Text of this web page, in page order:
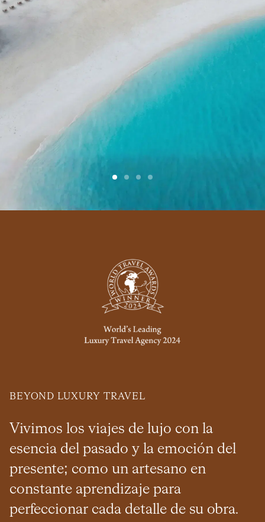
Descubre el arte del
Chanoyu
ORGANIZA TU VIAJE
BEYOND LUXURY TRAVEL
Vivimos los viajes de lujo con la
esencia del pasado y la emoción del
presente; como un artesano en
constante aprendizaje para
perfeccionar cada detalle de su obra.